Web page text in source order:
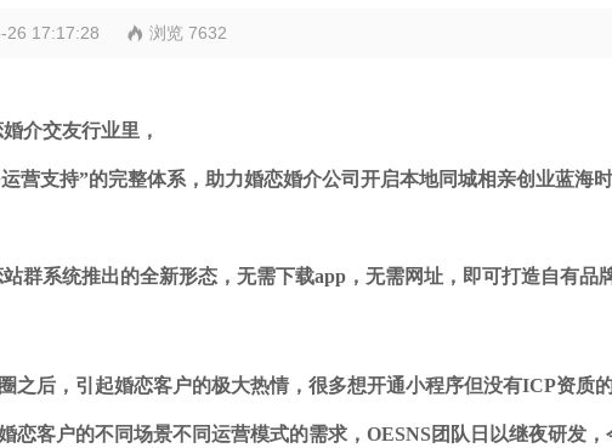
26 17:17:28 浏览 7632
介交友行业里 ，
营支持”的完整体系，助力婚恋婚介公司开启本地同城相亲创业蓝海时
群系统推出的全新形态，无需下载app，无需网址，即可打造自有品
之后，引起婚恋客户的极大热情，很多想开通小程序但没有ICP资质
恋客户的不同场景不同运营模式的需求，OESNS团队日以继夜研发，